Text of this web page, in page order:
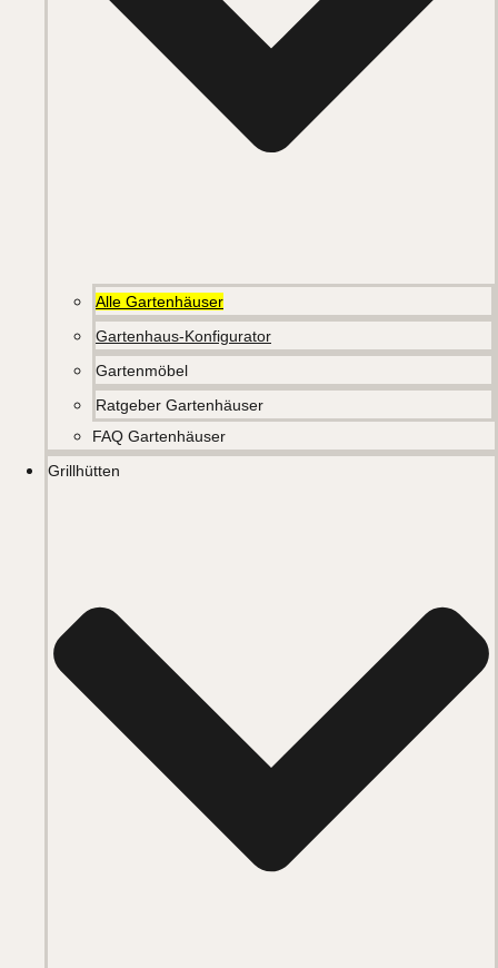
Alle Gartenhäuser
Gartenhaus-Konfigurator
Gartenmöbel
Ratgeber Gartenhäuser
FAQ Gartenhäuser
Grillhütten